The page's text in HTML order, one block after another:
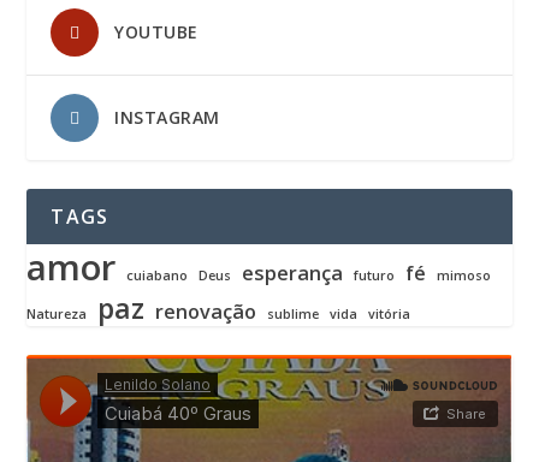
YOUTUBE
INSTAGRAM
TAGS
amor cuiabano Deus esperança futuro fé mimoso
Natureza paz renovação sublime vida vitória